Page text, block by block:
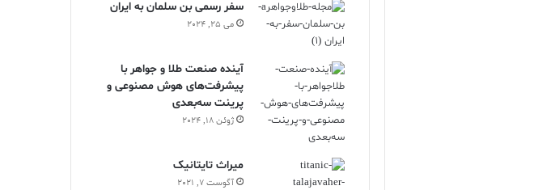
سفر رسمی بن سلمان به ایران
می 25, 2024
آینده صنعت طلا و جواهر با
پیشرفت‌های هوش مصنوعی و
پرینت سه‌بعدی
ژوئن 18, 2024
ميراث تايتانيک
آگوست 7, 2021